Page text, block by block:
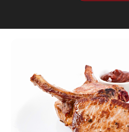
підійде для людей, які сидять